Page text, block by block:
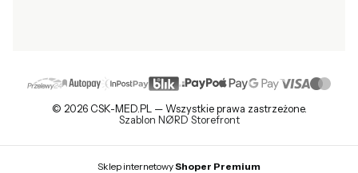
© 2026 CSK-MED.PL — Wszystkie prawa zastrzeżone.
Szablon NØRD Storefront
Sklep internetowyShoper Premium